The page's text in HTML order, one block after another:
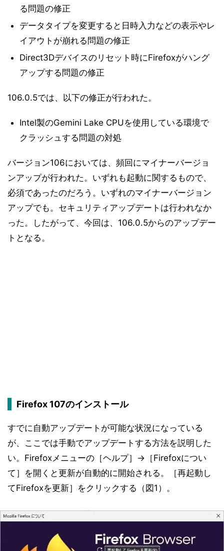
る問題の修正
データタイプを変更すると日時入力などの表示やレ
イアウトが崩れる問題の修正
Direct3Dデバイスのリセット時にFirefoxがハング
アップする問題の修正
106.0.5では、以下の修正が行われた。
Intel製のGemini Lake CPUを使用している環境で
クラッシュする問題の対処
バージョン106においては、頻回にマイナーバージョ
ンアップが行われた。いずれも起動に関するもので、
必須であったのだろう。いずれのマイナーバージョン
アップでも。セキュリティアップデートは行われなか
った。したがって、今回は、106.0.5からのアップデー
トとなる。
Firefox 107のインストール
すでに自動アップデートが可能な状況になっている
が、ここでは手動でアップデートする方法を説明した
い。Firefoxメニューの［ヘルプ］→［Firefoxについ
て］を開くと更新が自動的に開始される。［再起動し
てFirefoxを更新］をクリックする（図1）。